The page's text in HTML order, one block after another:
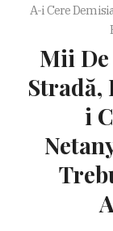
A-i Cere
Mii
Stradă,
i